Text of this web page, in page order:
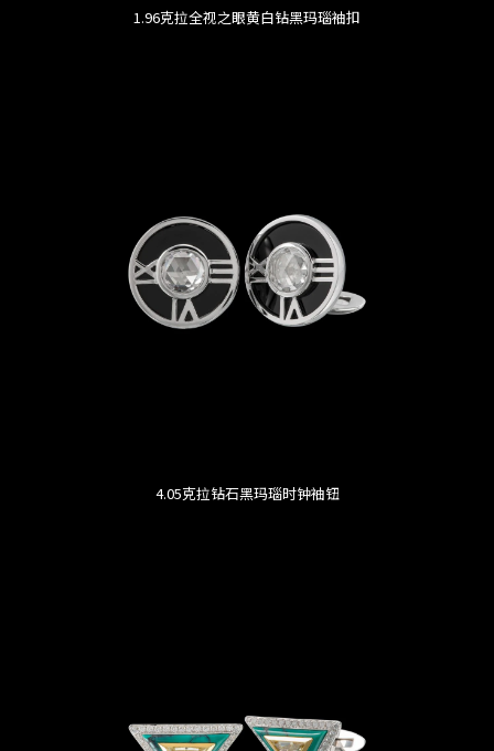
1.96克拉全视之眼黄白钻黑玛瑙袖扣
4.05克拉钻石黑玛瑙时钟袖钮